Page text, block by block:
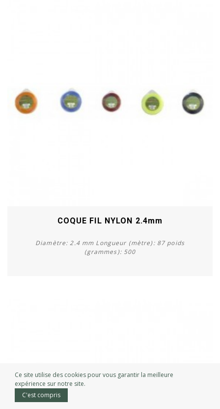
COQUE FIL NYLON 2.4mm
Diamètre: 2.4 mm Longueur (mètre): 87 poids
(grammes): 500
Ce site utilise des cookies pour vous garantir la meilleure
expérience sur notre site.
C'est compris